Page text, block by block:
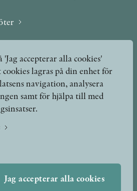
accepterar alla cookies'
lagras på din enhet för
navigation, analysera
samt för hjälpa till med
Jag accepterar alla cookies